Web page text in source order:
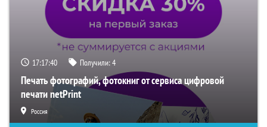
17:17:39 Получили:4
Печать фотографий, фотокниг от сервиса цифровой
печати netPrint
Россия